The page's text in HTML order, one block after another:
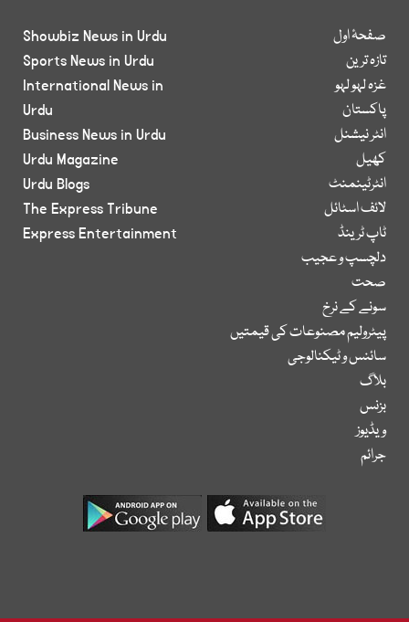
صفحۂ اول
تازہ ترین
غزہ لہو لہو
پاکستان
انٹر نیشنل
کھیل
انٹرٹینمنٹ
لائف اسٹائل
ٹاپ ٹرینڈ
دلچسپ و عجیب
صحت
سونے کے نرخ
پیٹرولیم مصنوعات کی قیمتیں
سائنس و ٹیکنالوجی
بلاگ
بزنس
ویڈیوز
جرائم
Showbiz News in Urdu
Sports News in Urdu
International News in
Urdu
Business News in Urdu
Urdu Magazine
Urdu Blogs
The Express Tribune
Express Entertainment